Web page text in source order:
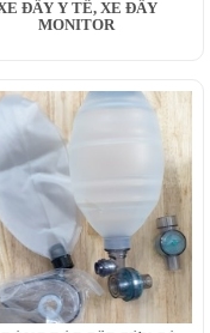
ĐẨY Y TẾ, XE ĐẨY
MONITOR